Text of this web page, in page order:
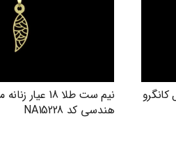
کانگرو
نیم ست طلا 18
هندسی کد NA15228